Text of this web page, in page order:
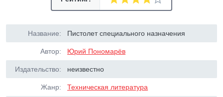
Название: Пистолет специального назначения
Автор: Юрий Пономарёв
Издательство: неизвестно
Жанр: Техническая литература